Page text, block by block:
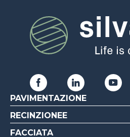
PAVIMENTAZIONE
RECINZIONEE
FACCIATA